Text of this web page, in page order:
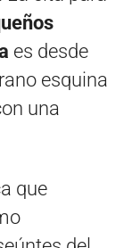
es desde
esquina
una
que